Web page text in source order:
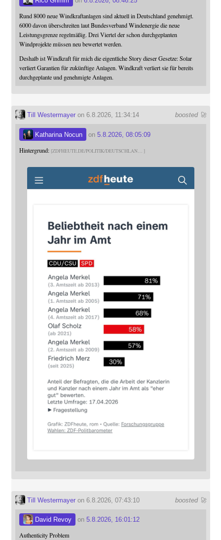
Rund 8000 neue Windkraftanlagen sind aktuell in Deutschland genehmigt.
6000 davon überschreiten laut Bundesverband Windenergie die neue
Leistungsgrenze regelmäßig. Drei Viertel der schon durchgeplanten
Windprojekte müssen neu bewertet werden.
Deshalb ist Windkraft für mich die eigentliche Story dieser Gesetze: Solar
verliert Garantien für zukünftige Anlagen. Windkraft verliert sie für bereits
durchgeplante und genehmigte Anlagen.
boosted 🚀
Till Westermayeron 6.8.2026, 11:34:14
Katharina Nocun on 5.8.2026, 08:05:09
Hintergrund: ZDFHEUTE.DE/POLITIK/DEUTSCHLAN
boosted 🚀
Till Westermayeron 6.8.2026, 07:43:10
David Revoy on 5.8.2026, 16:01:12
Authenticity Problem